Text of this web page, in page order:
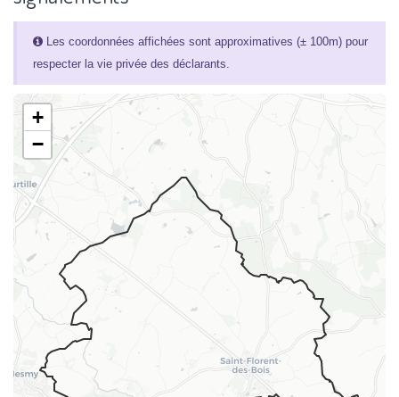
Les coordonnées affichées sont approximatives (± 100m) pour
respecter la vie privée des déclarants.
+
−